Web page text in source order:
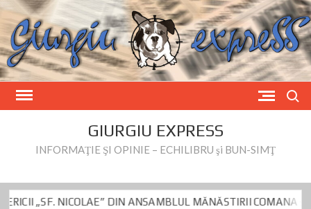
Skip
to
content
GIURGIU EXPRESS
INFORMAŢIE ŞI OPINIE – ECHILIBRU şi BUN-SIMŢ
„SF. NICOLAE” DIN ANSAMBLUL MĂNĂSTIRII COMANA și a